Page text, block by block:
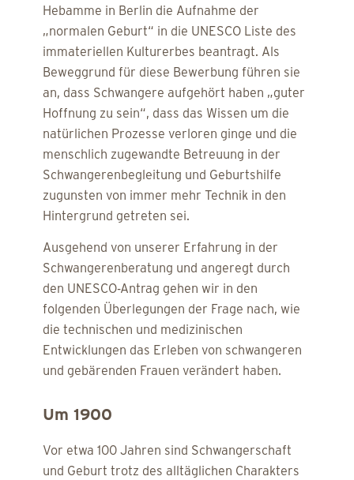
Hebamme in Berlin die Aufnahme der
„normalen Geburt“ in die UNESCO Liste des
immateriellen Kulturerbes beantragt. Als
Beweggrund für diese Bewerbung führen sie
an, dass Schwangere aufgehört haben „guter
Hoffnung zu sein“, dass das Wissen um die
natürlichen Prozesse verloren ginge und die
menschlich zugewandte Betreuung in der
Schwangerenbegleitung und Geburtshilfe
zugunsten von immer mehr Technik in den
Hintergrund getreten sei.
Ausgehend von unserer Erfahrung in der
Schwangerenberatung und angeregt durch
den UNESCO-Antrag gehen wir in den
folgenden Überlegungen der Frage nach, wie
die technischen und medizinischen
Entwicklungen das Erleben von schwangeren
und gebärenden Frauen verändert haben.
Um 1900
Vor etwa 100 Jahren sind Schwangerschaft
und Geburt trotz des alltäglichen Charakters